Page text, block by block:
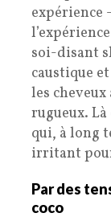
expérience
soi-disant
caustique
les
rugueux.
qui, à long
irritant
Par des
coco